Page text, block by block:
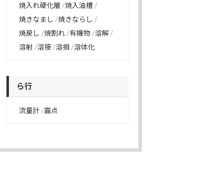
焼入れ硬化層 焼入油槽
焼きなまし
焼きならし
焼戻し
焼割れ 有機物 溶解
溶射 溶接 溶損 溶体化
ら行
流量計 露点